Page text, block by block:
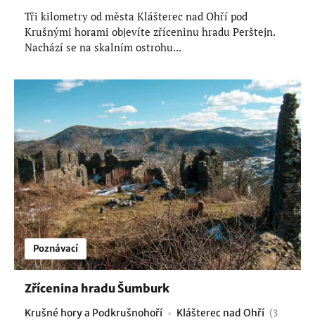
Tři kilometry od města Klášterec nad Ohří pod
Krušnými horami objevíte zříceninu hradu Perštejn.
Nachází se na skalním ostrohu...
Poznávací
Zřícenina hradu Šumburk
Krušné hory a Podkrušnohoří Klášterec nad Ohří (3